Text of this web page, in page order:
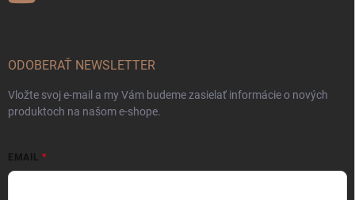
ODOBERAŤ NEWSLETTER
Vložte svoj e-mail a my Vám budeme zasielať informácie o nových
produktoch na našom e-shope.
EMAIL